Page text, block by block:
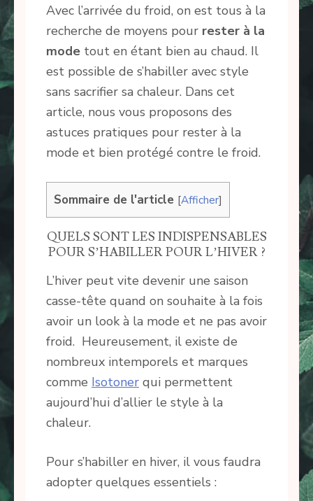
Avec l’arrivée du froid, on est tous à la
recherche de moyens pour rester à la
mode tout en étant bien au chaud. Il
est possible de s’habiller avec style
sans sacrifier sa chaleur. Dans cet
article, nous vous proposons des
astuces pratiques pour rester à la
mode et bien protégé contre le froid.
Sommaire de l'article [Afficher]
QUELS SONT LES INDISPENSABLES
POUR S’HABILLER POUR L’HIVER ?
L’hiver peut vite devenir une saison
casse-tête quand on souhaite à la fois
avoir un look à la mode et ne pas avoir
froid. Heureusement, il existe de
nombreux intemporels et marques
comme Isotoner qui permettent
aujourd’hui d’allier le style à la
chaleur.
Pour s’habiller en hiver, il vous faudra
adopter quelques essentiels :